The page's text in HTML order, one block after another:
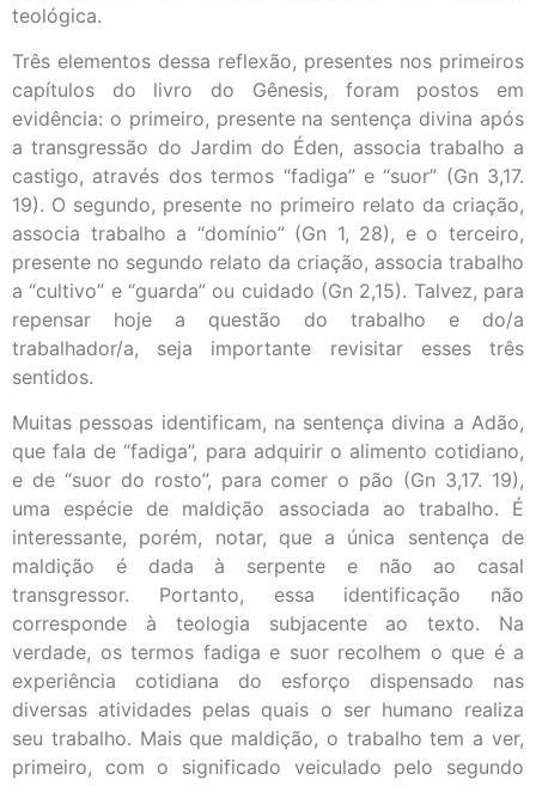
teológica.
Três elementos dessa reflexão, presentes nos primeiros
capítulos do livro do Gênesis, foram postos em
evidência: o primeiro, presente na sentença divina após
a transgressão do Jardim do Éden, associa trabalho a
castigo, através dos termos “fadiga” e “suor” (Gn 3,17.
19). O segundo, presente no primeiro relato da criação,
associa trabalho a “domínio” (Gn 1, 28), e o terceiro,
presente no segundo relato da criação, associa trabalho
a “cultivo” e “guarda” ou cuidado (Gn 2,15). Talvez, para
repensar hoje a questão do trabalho e do/a
trabalhador/a, seja importante revisitar esses três
sentidos.
Muitas pessoas identificam, na sentença divina a Adão,
que fala de “fadiga”, para adquirir o alimento cotidiano,
e de “suor do rosto”, para comer o pão (Gn 3,17. 19),
uma espécie de maldição associada ao trabalho. É
interessante, porém, notar, que a única sentença de
maldição é dada à serpente e não ao casal
transgressor. Portanto, essa identificação não
corresponde à teologia subjacente ao texto. Na
verdade, os termos fadiga e suor recolhem o que é a
experiência cotidiana do esforço dispensado nas
diversas atividades pelas quais o ser humano realiza
seu trabalho. Mais que maldição, o trabalho tem a ver,
primeiro, com o significado veiculado pelo segundo